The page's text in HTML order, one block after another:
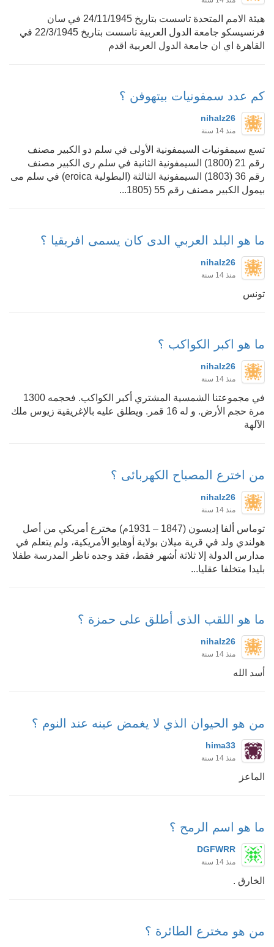
هيئة الامم المتحدة تاسست بتاريخ 24/11/1945 في سان
فرنسيسكو جامعة الدول العربية تاسست بتاريخ 22/3/1945 في
القاهرة اي ان جامعة الدول العربية اقدم
كم عدد سمفونيات بيتهوفن ؟
nihalz26
منذ 14 سنة
تسع سيمفونيات السيمفونية الأولى في سلم دو الكبير مصنف
رقم 21 (1800) السيمفونية الثانية في سلم رى الكبير مصنف
رقم 36 (1803) السيمفونية الثالثة (البطولية eroica) في سلم مى
بيمول الكبير مصنف رقم 55 (1805...
ما هو البلد العربي الدى كان يسمى افريقيا ؟
nihalz26
منذ 14 سنة
تونس
ما هو اكبر الكواكب ؟
nihalz26
منذ 14 سنة
في مجموعتنا الشمسية المشتري أكبر الكواكب. فحجمه 1300
مرة حجم الأرض. و له 16 قمر. ويطلق عليه بالإغريقية زيوس ملك
الآلهة
من اخترع المصباح الكهربائى ؟
nihalz26
منذ 14 سنة
توماس ألفا إديسون (1847 – 1931م) مخترع أمريكي من أصل
هولندي ولد في قرية ميلان بولاية أوهايو الأمريكية، ولم يتعلم في
مدارس الدولة إلا ثلاثة أشهر فقط، فقد وجده ناظر المدرسة طفلا
بليدا متخلفا عقليا...
ما هو اللقب الذى أطلق على حمزة ؟
nihalz26
منذ 14 سنة
أسد الله
من هو الحيوان الذي لا يغمض عينه عند النوم ؟
hima33
منذ 14 سنة
الماعز
ما هو اسم الرمح ؟
DGFWRR
منذ 14 سنة
الخارق .
من هو مخترع الطائرة ؟